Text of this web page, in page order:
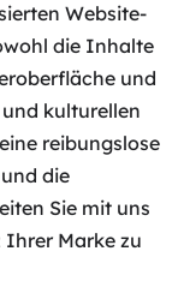
Website-
die Inhalte
und
kulturellen
reibungslose
die
Sie mit uns
Ihrer Marke zu